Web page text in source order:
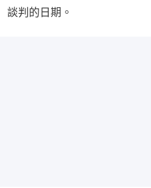
談判的日期。